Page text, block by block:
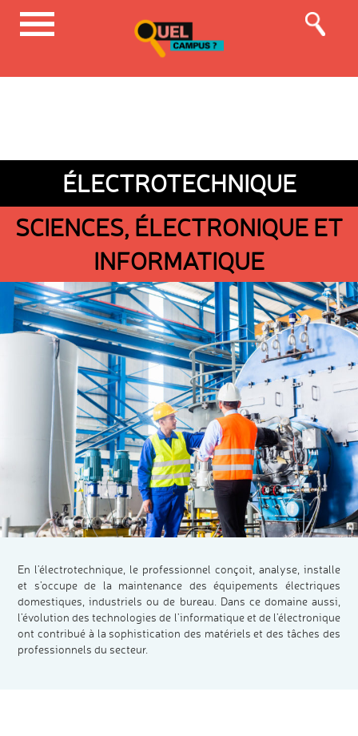
ÉLECTROTECHNIQUE
SCIENCES, ÉLECTRONIQUE ET
INFORMATIQUE
En l’électrotechnique, le professionnel conçoit, analyse, installe
et s’occupe de la maintenance des équipements électriques
domestiques, industriels ou de bureau. Dans ce domaine aussi,
l’évolution des technologies de l’informatique et de l’électronique
ont contribué à la sophistication des matériels et des tâches des
professionnels du secteur.